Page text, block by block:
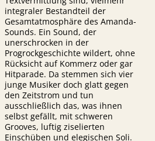
integraler Bestandteil der
Gesamtatmosphäre des Amanda-
Sounds. Ein Sound, der
unerschrocken in der
Progrockgeschichte wildert, ohne
Rücksicht auf Kommerz oder gar
Hitparade. Da stemmen sich vier
junge Musiker doch glatt gegen
den Zeitstrom und tun
ausschließlich das, was ihnen
selbst gefällt, mit schweren
Grooves, luftig ziselierten
Einschüben und elegischen Soli.